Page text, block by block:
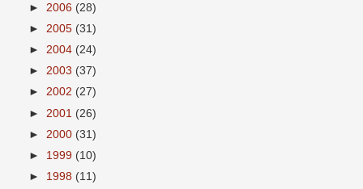
► 2006 (28)
► 2005 (31)
► 2004 (24)
► 2003 (37)
► 2002 (27)
► 2001 (26)
► 2000 (31)
► 1999 (10)
► 1998 (11)